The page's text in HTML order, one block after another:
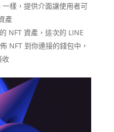
樣，提供介面讓使用者可
產
NFT 資產，這次的 LINE
NFT 到你連接的錢包中，
收